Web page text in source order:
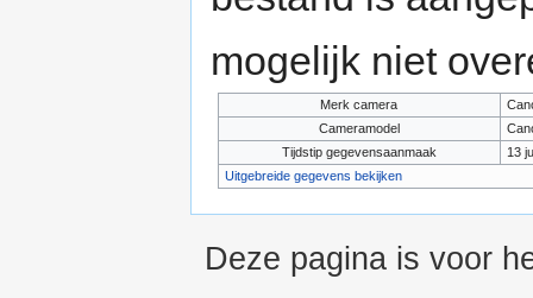
mogelijk niet
Merk camera
Cameramodel
Tijdstip gegevensaanmaak
13
Uitgebreide gegevens bekijken
Deze pagina is voor